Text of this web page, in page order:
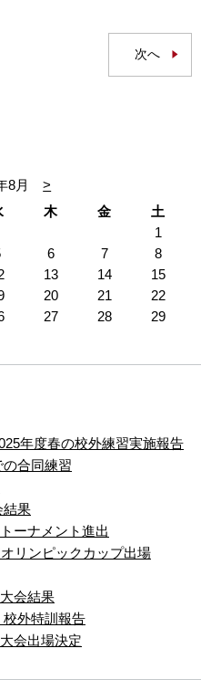
次へ
8月
>
木 金
土
1
6 7
8
13 14
15
20 21
22
27 28
29
年度春の校外練習実施報告
の合同練習
結果
ーナメント進出
リンピックカップ出場
会結果
校外特訓報告
会出場決定